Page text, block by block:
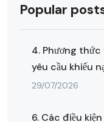
Popular
4. Phương thức
yêu cầu khiếu
29/07/2026
6. Các điều